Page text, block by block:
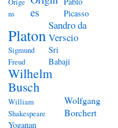
ns
es
Picasso
Platon
Sandro da
Verscio
Sigmund
Freud
Sri
Babaji
Wilhelm
Busch
William
Shakespeare
Wolfgang
Borchert
Yoganan